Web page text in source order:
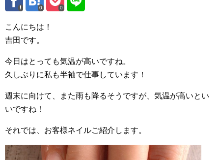
0 0
こんにちは！
吉田です。
今日はとっても気温が高いですね。
久しぶりに私も半袖で仕事しています！
週末に向けて、また雨も降るそうですが、気温が高いとい
いですね！
それでは、お客様ネイルご紹介します。